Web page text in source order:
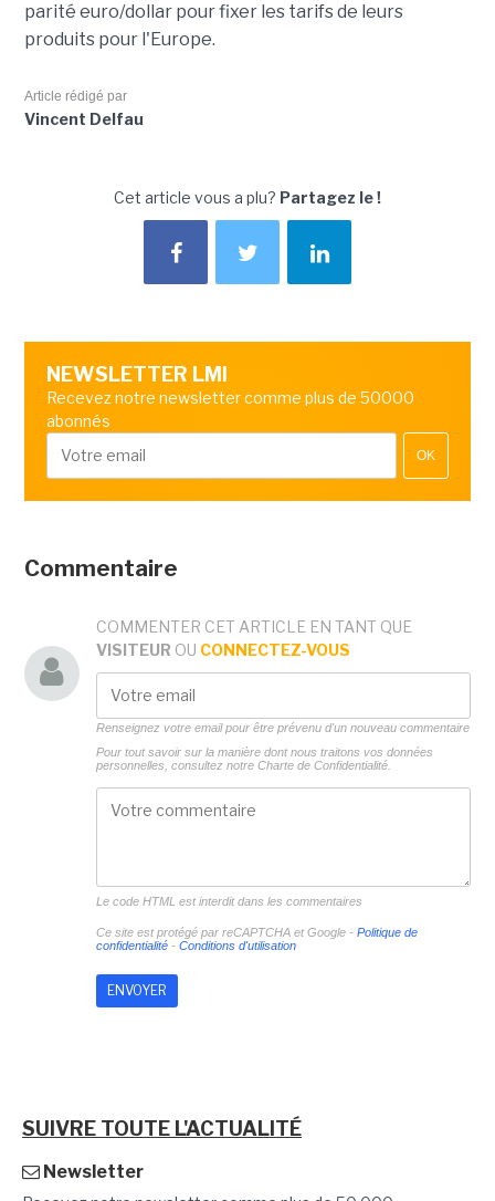
parité euro/dollar pour fixer les tarifs de leurs
produits pour l'Europe.
Article rédigé par
Vincent Delfau
Cet article vous a plu? Partagez le !
NEWSLETTER LMI
Recevez notre newsletter comme plus de 50000
abonnés
OK
Commentaire
COMMENTER CET ARTICLE EN TANT QUE
VISITEUR OU CONNECTEZ-VOUS
Renseignez votre email pour être prévenu d'un nouveau commentaire
Pour tout savoir sur la manière dont nous traitons vos données
personnelles, consultez notre Charte de Confidentialité.
Le code HTML est interdit dans les commentaires
Ce site est protégé par reCAPTCHA et Google - Politique de
confidentialité- Conditions d'utilisation
SUIVRE TOUTE L'ACTUALITÉ
Newsletter